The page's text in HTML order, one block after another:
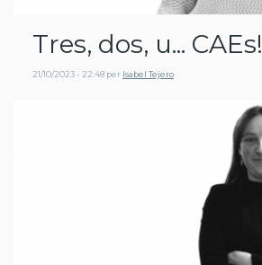
Tres, dos, u... CAEs!
21/10/2023 - 22:48 per Isabel Tejero